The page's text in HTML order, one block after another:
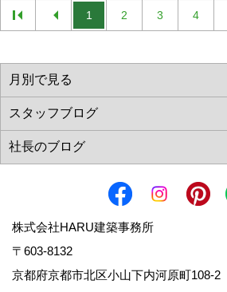
1 2 3 4
株式会社HARU建築事務所
〒603-8132
京都府京都市北区小山下内河原町108-2